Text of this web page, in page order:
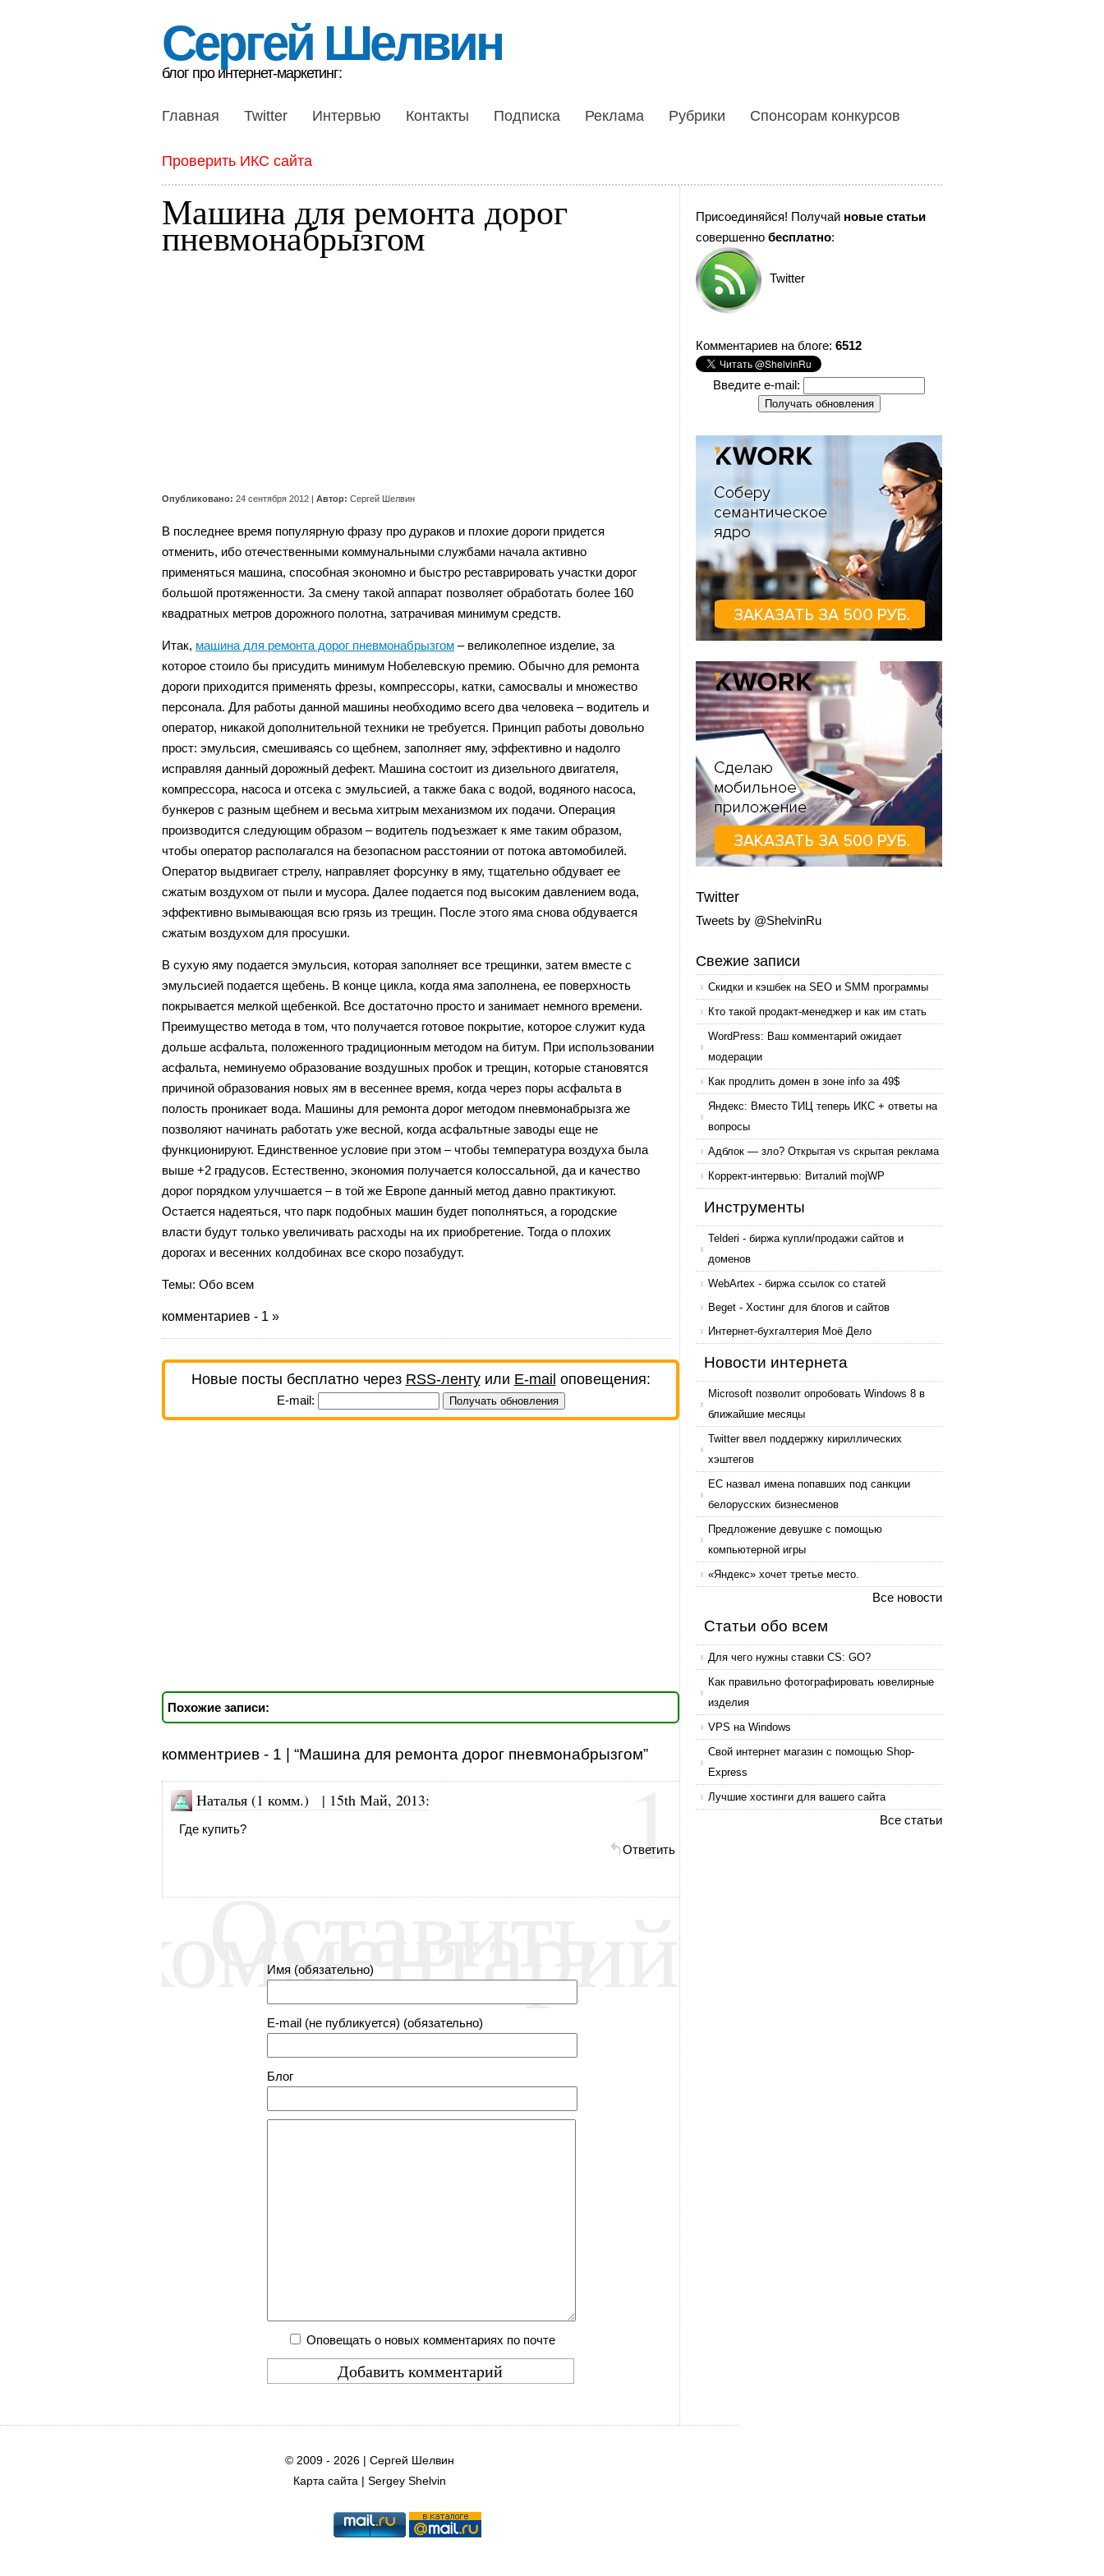
Сергей Шелвин
блог про интернет-маркетинг:
Главная Twitter Интервью Контакты Подписка Реклама Рубрики Спонсорам конкурсов
Проверить ИКС сайта
Машина для ремонта дорог
пневмонабрызгом
Опубликовано: 24 сентября 2012 | Автор: Сергей Шелвин
В последнее время популярную фразу про дураков и плохие дороги придется
отменить, ибо отечественными коммунальными службами начала активно
применяться машина, способная экономно и быстро реставрировать участки дорог
большой протяженности. За смену такой аппарат позволяет обработать более 160
квадратных метров дорожного полотна, затрачивая минимум средств.
Итак, машина для ремонта дорог пневмонабрызгом – великолепное изделие, за
которое стоило бы присудить минимум Нобелевскую премию. Обычно для ремонта
дороги приходится применять фрезы, компрессоры, катки, самосвалы и множество
персонала. Для работы данной машины необходимо всего два человека – водитель и
оператор, никакой дополнительной техники не требуется. Принцип работы довольно
прост: эмульсия, смешиваясь со щебнем, заполняет яму, эффективно и надолго
исправляя данный дорожный дефект. Машина состоит из дизельного двигателя,
компрессора, насоса и отсека с эмульсией, а также бака с водой, водяного насоса,
бункеров с разным щебнем и весьма хитрым механизмом их подачи. Операция
производится следующим образом – водитель подъезжает к яме таким образом,
чтобы оператор располагался на безопасном расстоянии от потока автомобилей.
Оператор выдвигает стрелу, направляет форсунку в яму, тщательно обдувает ее
сжатым воздухом от пыли и мусора. Далее подается под высоким давлением вода,
эффективно вымывающая всю грязь из трещин. После этого яма снова обдувается
сжатым воздухом для просушки.
В сухую яму подается эмульсия, которая заполняет все трещинки, затем вместе с
эмульсией подается щебень. В конце цикла, когда яма заполнена, ее поверхность
покрывается мелкой щебенкой. Все достаточно просто и занимает немного времени.
Преимущество метода в том, что получается готовое покрытие, которое служит куда
дольше асфальта, положенного традиционным методом на битум. При использовании
асфальта, неминуемо образование воздушных пробок и трещин, которые становятся
причиной образования новых ям в весеннее время, когда через поры асфальта в
полость проникает вода. Машины для ремонта дорог методом пневмонабрызга же
позволяют начинать работать уже весной, когда асфальтные заводы еще не
функционируют. Единственное условие при этом – чтобы температура воздуха была
выше +2 градусов. Естественно, экономия получается колоссальной, да и качество
дорог порядком улучшается – в той же Европе данный метод давно практикуют.
Остается надеяться, что парк подобных машин будет пополняться, а городские
власти будут только увеличивать расходы на их приобретение. Тогда о плохих
дорогах и весенних колдобинах все скоро позабудут.
Темы: Обо всем
комментариев - 1 »
Новые посты бесплатно через RSS-лентуили E-mail оповещения:
E-mail:
Похожие записи:
комментриев - 1 | “Машина для ремонта дорог пневмонабрызгом”
1
Наталья (1 комм.) | 15th Май, 2013:
Где купить?
Ответить
Оставить
комментарий
Имя (обязательно)
E-mail (не публикуется) (обязательно)
Блог
Оповещать о новых комментариях по почте
Присоединяйся! Получай новые статьи
совершенно бесплатно:
Twitter
Комментариев на блоге: 6512
Введите e-mail:
Twitter
Tweets by @ShelvinRu
Свежие записи
Скидки и кэшбек на SEO и SMM программы
Кто такой продакт-менеджер и как им стать
WordPress: Ваш комментарий ожидает
модерации
Как продлить домен в зоне info за 49$
Яндекс: Вместо ТИЦ теперь ИКС + ответы на
вопросы
Адблок — зло? Открытая vs скрытая реклама
Коррект-интервью: Виталий mojWP
Инструменты
Telderi - биржа купли/продажи сайтов и
доменов
WebArtex - биржа ссылок со статей
Beget - Хостинг для блогов и сайтов
Интернет-бухгалтерия Моё Дело
Новости интернета
Microsoft позволит опробовать Windows 8 в
ближайшие месяцы
Twitter ввел поддержку кириллических
хэштегов
ЕС назвал имена попавших под санкции
белорусских бизнесменов
Предложение девушке с помощью
компьютерной игры
«Яндекс» хочет третье место.
Все новости
Статьи обо всем
Для чего нужны ставки CS: GO?
Как правильно фотографировать ювелирные
изделия
VPS на Windows
Свой интернет магазин с помощью Shop-
Express
Лучшие хостинги для вашего сайта
Все статьи
© 2009 - 2026 | Сергей Шелвин
Карта сайта
Sergey Shelvin